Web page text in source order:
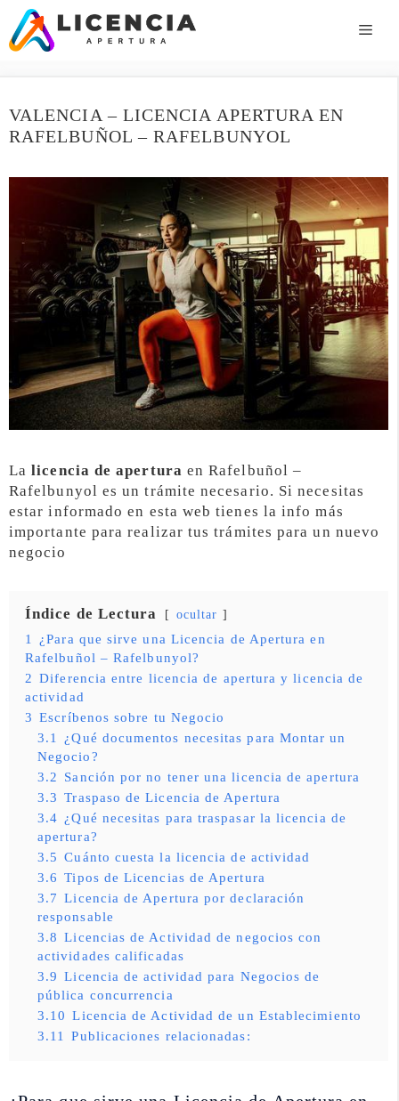
Saltar
contenido
VALENCIA – LICENCIA APERTURA EN
RAFELBUÑOL – RAFELBUNYOL
Lalicencia de apertura en Rafelbuñol –
Rafelbunyol es un trámite necesario. Si necesitas
estar informado en esta web tienes la info más
importante para realizar tus trámites para un nuevo
negocio
Índice de Lectura ocultar
1
¿Para que sirve una Licencia de Apertura en
Rafelbuñol – Rafelbunyol?
2 Diferencia entre licencia de apertura y licencia de
actividad
3 Escríbenos sobre tu Negocio
3.1
¿Qué documentos necesitas para Montar un
Negocio?
3.2 Sanción por no tener una licencia de apertura
3.3 Traspaso de Licencia de Apertura
3.4 ¿Qué necesitas para traspasar la licencia de
apertura?
3.5 Cuánto cuesta la licencia de actividad
3.6 Tipos de Licencias de Apertura
3.7 Licencia de Apertura por declaración
responsable
3.8 Licencias de Actividad de negocios con
actividades calificadas
3.9 Licencia de actividad para Negocios de
pública concurrencia
3.10 Licencia de Actividad de un Establecimiento
3.11
Publicaciones relacionadas: